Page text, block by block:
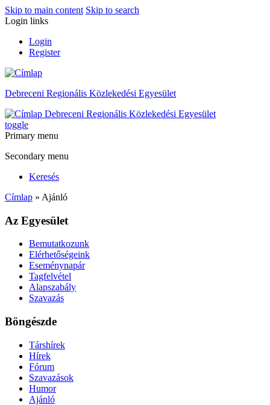
Skip to main content Skip to search
Login links
Login
Register
Debreceni Regionális Közlekedési Egyesület
Debreceni Regionális Közlekedési Egyesület
toggle
Primary menu
Secondary menu
Keresés
Címlap » Ajánló
Az Egyesület
Bemutatkozunk
Elérhetőségeink
Eseménynapár
Tagfelvétel
Alapszabály
Szavazás
Böngészde
Társhírek
Hírek
Fórum
Szavazások
Humor
Ajánló